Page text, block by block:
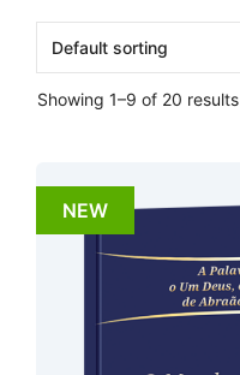
Showing 1–9 of 20 results
NEW